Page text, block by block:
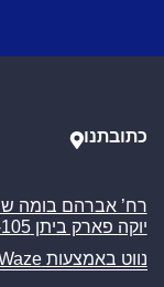
כתובתנו
יוקה פארק ביתן C104-105
נווט באמצעות Waze